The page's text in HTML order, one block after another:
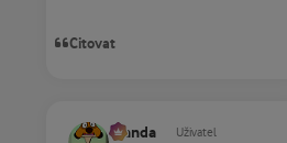
Citovat
Standa Uživatel